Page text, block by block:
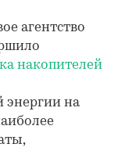
агентство
накопителей
энергии на